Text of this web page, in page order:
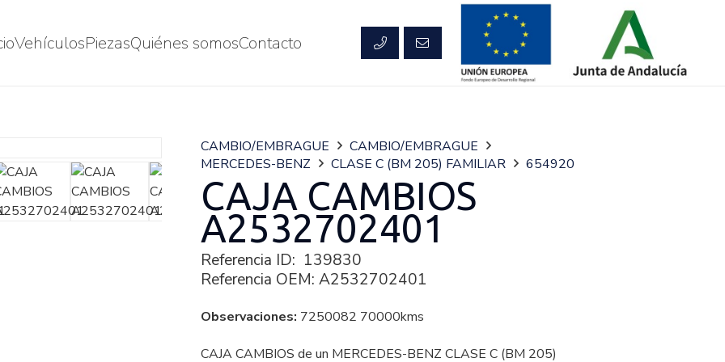
VehículosPiezasQuiénes somosContacto
CAMBIO/EMBRAGUE
CAMBIO/EMBRAGUE
MERCEDES-BENZ
CLASE C (BM 205) FAMILIAR 654920
CAJA CAMBIOS
A2532702401
Referencia ID: 139830
Referencia OEM: A2532702401
Observaciones: 7250082 70000kms
CAJA CAMBIOS de un MERCEDES-BENZ CLASE C (BM 205)